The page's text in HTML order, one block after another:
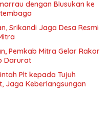
dengan Blusukan ke
Srikandi Jaga Desa Resmi
Pemkab Mitra Gelar Rakor
Darurat
Plt kepada Tujuh
Jaga Keberlangsungan